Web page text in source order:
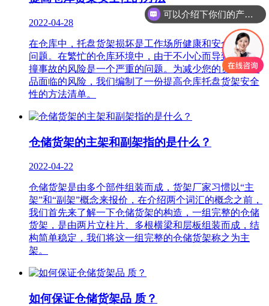
2022-04-28
在仓库中，托盘货架损坏是工作场所健康和安全的主要
问题。在繁忙的仓库环境中，由于不小心而导致叉车碰
撞事故的风险是一个严重的问题。为减少您的员工和产
品面临的风险，我们编制了一份提高仓库托盘货架安全
性的方法清单。
仓储货架的主架和副架指的是什么？
2022-04-22
仓储货架是由多个部件组装而成，货架厂家习惯以“主
架”和“副架”概念来报价，在介绍两个词汇的概念之前，
我们首先来了解一下仓储货架的构造，一组完整的仓储
货架，是由两片立柱片、多根横梁和层板组装而成，结
构简单稳定，我们将这一组完整的仓储货架称之为主
架。
如何保证仓储货架品 质？
可以介绍下你们的产品么？